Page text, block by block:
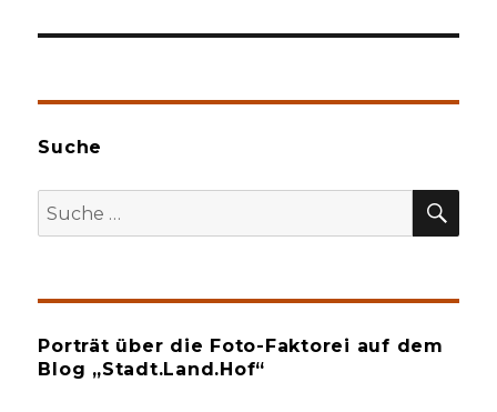
Suche
Suche
nach:
Porträt über die Foto-Faktorei auf dem
Blog „Stadt.Land.Hof“